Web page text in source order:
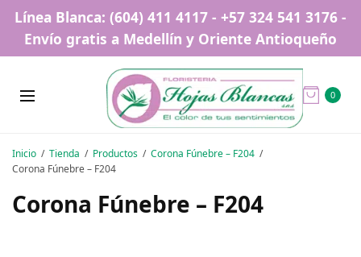
Línea Blanca: (604) 411 4117 - +57 324 541 3176 -
Envío gratis a Medellín y Oriente Antioqueño
0
Inicio Tienda Productos
Corona Fúnebre – F204
Corona Fúnebre – F204
Corona Fúnebre – F204